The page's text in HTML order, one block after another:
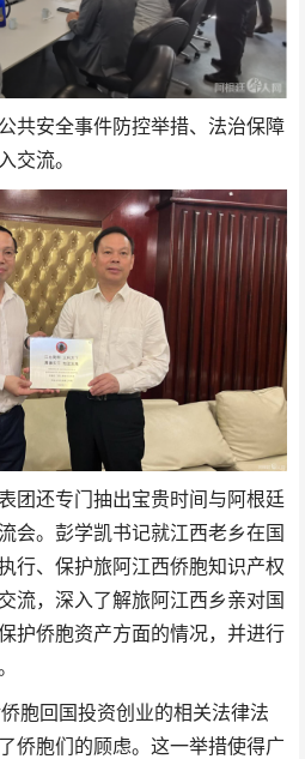
共安全事件防控举措、法治保障
交流。
团还专门抽出宝贵时间与阿根廷
会。彭学凯书记就江西老乡在国
行、保护旅阿江西侨胞知识产权
流，深入了解旅阿江西乡亲对国
护侨胞资产方面的情况，并进行
回国投资创业的相关法律法
侨胞们的顾虑。这一举措使得广